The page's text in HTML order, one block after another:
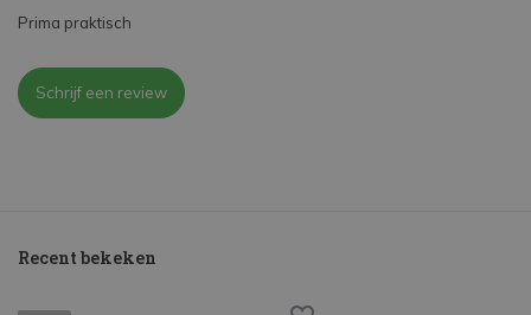
Prima praktisch
Schrijf een review
Recent bekeken